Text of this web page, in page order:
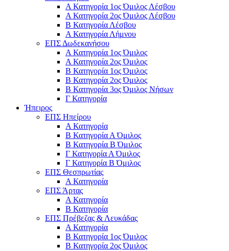
Α Κατηγορία 1ος Όμιλος Λέσβου
Α Κατηγορία 2ος Όμιλος Λέσβου
B Κατηγορία Λέσβου
Α Κατηγορία Λήμνου
ΕΠΣ Δωδεκανήσου
Α Κατηγορία 1ος Όμιλος
Α Κατηγορία 2ος Όμιλος
Β Κατηγορία 1ος Όμιλος
Β Κατηγορία 2ος Όμιλος
Β Κατηγορία 3ος Όμιλος Νήσων
Γ Κατηγορία
Ήπειρος
ΕΠΣ Ηπείρου
Α Κατηγορία
Β Κατηγορία Α Όμιλος
Β Κατηγορία Β Όμιλος
Γ Κατηγορία Α Όμιλος
Γ Κατηγορία Β Όμιλος
ΕΠΣ Θεσπρωτίας
Α Κατηγορία
ΕΠΣ Άρτας
Α Κατηγορία
Β Κατηγορία
ΕΠΣ Πρέβεζας & Λευκάδας
Α Κατηγορία
Β Κατηγορία 1ος Όμιλος
Β Κατηγορία 2ος Όμιλος